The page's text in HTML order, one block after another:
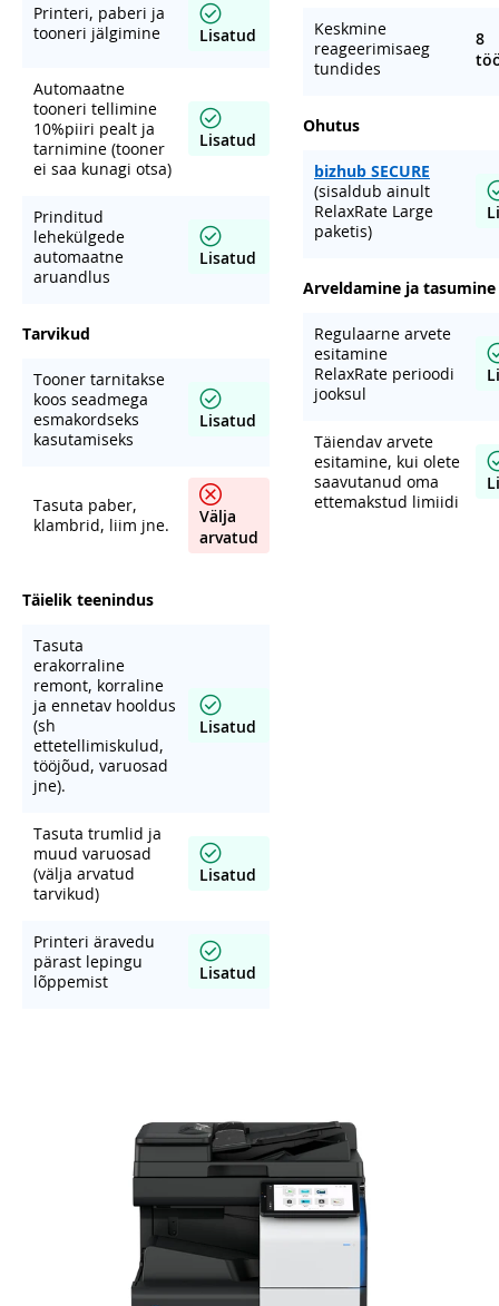
Printeri, paberi ja
tooneri jälgimine
Lisatud
Automaatne
tooneri tellimine
10%piiri pealt ja
tarnimine (tooner
ei saa kunagi otsa)
Lisatud
Prinditud
lehekülgede
automaatne
aruandlus
Lisatud
Tarvikud
Tooner tarnitakse
koos seadmega
esmakordseks
kasutamiseks
Lisatud
Tasuta paber,
klambrid, liim jne.
Välja
arvatud
Täielik teenindus
Tasuta
erakorraline
remont, korraline
ja ennetav hooldus
(sh
ettetellimiskulud,
tööjõud, varuosad
jne).
Lisatud
Tasuta trumlid ja
muud varuosad
(välja arvatud
tarvikud)
Lisatud
Printeri äravedu
pärast lepingu
lõppemist
Lisatud
Keskmine
reageerimisaeg
tundides
8
Ohutus
bizhub SECURE
(sisaldub ainult
RelaxRate Large
paketis)
Arveldamine ja tasumine
Regulaarne arvete
esitamine
RelaxRate perioodi
jooksul
Täiendav arvete
esitamine, kui olete
saavutanud oma
ettemakstud limiidi